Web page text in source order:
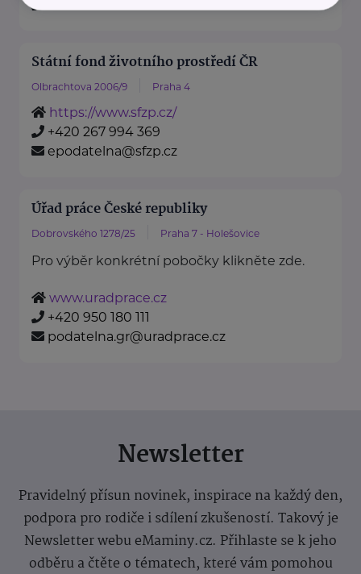
Státní fond životního prostředí ČR
Olbrachtova 2006/9 Praha 4
https://www.sfzp.cz/
+420 267 994 369
epodatelna@sfzp.cz
Úřad práce České republiky
Dobrovského 1278/25 Praha 7 - Holešovice
Pro výběr konkrétní pobočky klikněte zde.
www.uradprace.cz
+420 950 180 111
podatelna.gr@uradprace.cz
Newsletter
Pravidelný přísun novinek, inspirace na každý den,
podpora pro rodiče i sdílení zkušeností. Takový je
Newsletter webu eMaminy.cz. Přihlaste se k jeho
odběru a čtěte o tématech, které vám pomohou